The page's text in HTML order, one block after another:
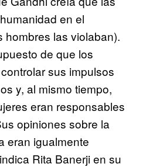
en el
hombres las violaban).
de que los
sus impulsos
y, al mismo tiempo,
eran responsables
opiniones sobre la
eran igualmente
Rita Banerji en su